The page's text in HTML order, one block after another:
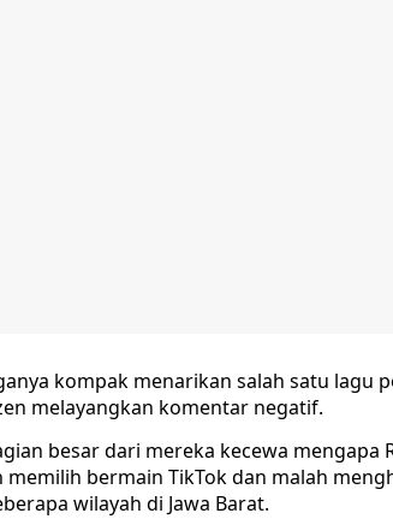
kompak menarikan salah satu lagu
melayangkan komentar negatif.
besar dari mereka kecewa
memilih bermain TikTok dan malah
wilayah di Jawa Barat.